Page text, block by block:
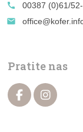
call
00387 (0)61/
email
Pratite nas